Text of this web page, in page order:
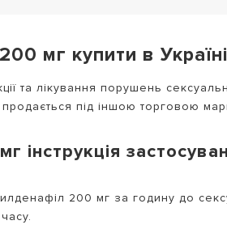
мг купити в Україні
лікування порушень
продається під іншою торговою
інструкція
200 мг за годину до